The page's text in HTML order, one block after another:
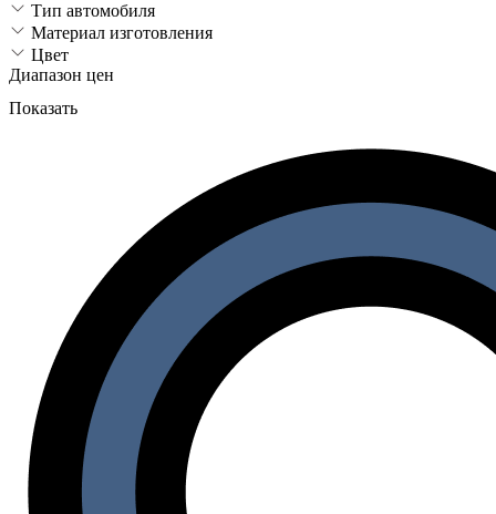
Тип автомобиля
Материал изготовления
Цвет
Диапазон цен
Показать